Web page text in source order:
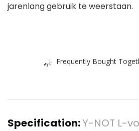
jarenlang gebruik te weerstaan.
Frequently Bought
Specification:Y-NOT L-